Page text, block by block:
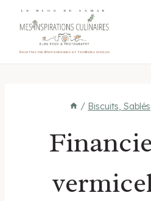
LE BLOG DE SAMAR
Recettes méditerranéennes et familiales maison
/ Biscuits,